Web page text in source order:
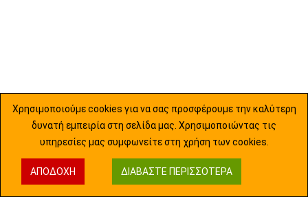
Χρησιμοποιούμε cookies για να σας προσφέρουμε την καλύτερη
δυνατή εμπειρία στη σελίδα μας. Χρησιμοποιώντας τις
υπηρεσίες μας συμφωνείτε στη χρήση των cookies.
ΑΠΟΔΟΧΉ ΔΙΑΒΆΣΤΕ ΠΕΡΙΣΣΌΤΕΡΑ